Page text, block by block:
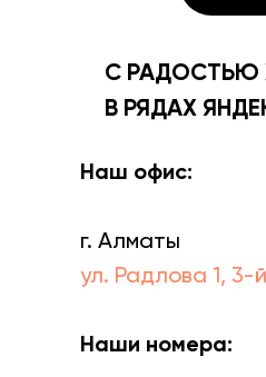
С РАДОСТЬЮ
В РЯДАХ
Наш офис:
г. Алматы
ул. Радлова 1, 3-
Наши номера: